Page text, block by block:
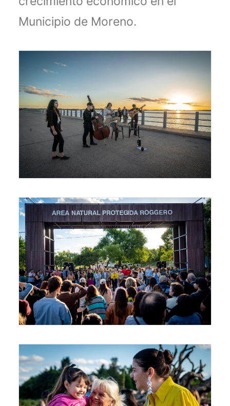
Municipio de Moreno.